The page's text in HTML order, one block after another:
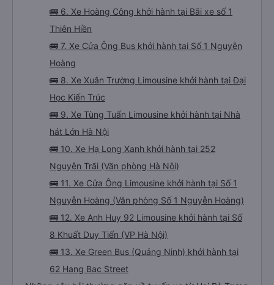
🚌 6. Xe Hoàng Công khởi hành tại Bãi xe số 1
Thiên Hiền
🚌 7. Xe Cửa Ông Bus khởi hành tại Số 1 Nguyễn
Hoàng
🚌 8. Xe Xuân Trường Limousine khởi hành tại Đại
Học Kiến Trúc
🚌 9. Xe Tùng Tuấn Limousine khởi hành tại Nhà
hát Lớn Hà Nội
🚌 10. Xe Hạ Long Xanh khởi hành tại 252
Nguyễn Trãi (Văn phòng Hà Nội)
🚌 11. Xe Cửa Ông Limousine khởi hành tại Số 1
Nguyễn Hoàng (Văn phòng Số 1 Nguyễn Hoàng)
🚌 12. Xe Anh Huy 92 Limousine khởi hành tại Số
8 Khuất Duy Tiến (VP Hà Nội)
🚌 13. Xe Green Bus (Quảng Ninh) khởi hành tại
62 Hang Bac Street